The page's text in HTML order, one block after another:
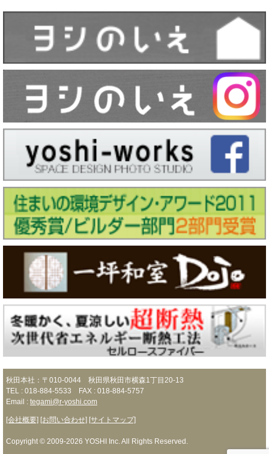
秋田本社：〒010-0044 秋田県秋田市横森1丁目20-13
TEL : 018-884-5533 FAX : 018-884-5757
Email : tegami@r-yoshi.com
[会社概要] [お問い合わせ] [サイトマップ]
Copyright © 2009-2026 YOSHI Inc. All Rights Reserved.